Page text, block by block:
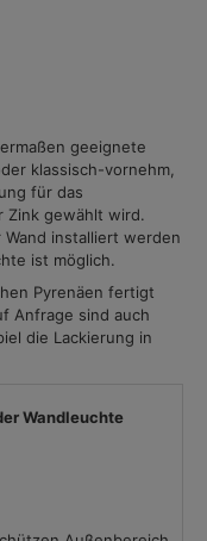
geeignete
klassisch-vornehm,
für das
Zink gewählt wird.
installiert werden
ist möglich.
Pyrenäen fertigt
Anfrage sind auch
die Lackierung in
Wandleuchte